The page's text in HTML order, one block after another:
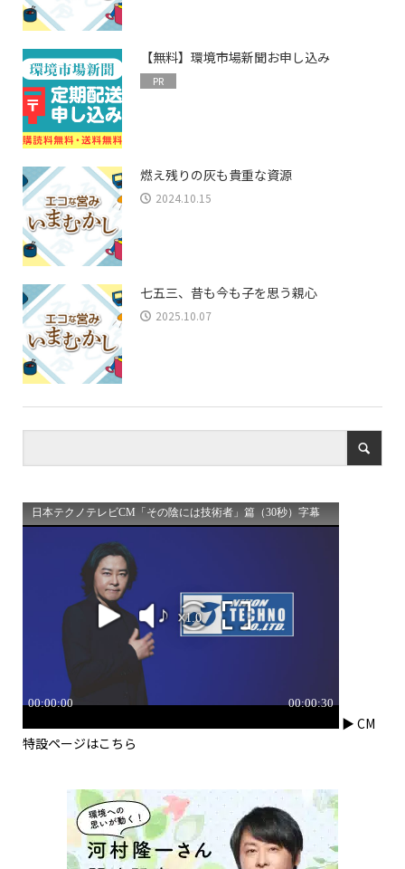
【無料】環境市場新聞お申し込み
PR
燃え残りの灰も貴重な資源
2024.10.15
七五三、昔も今も子を思う親心
2025.10.07
▶ CM
特設ページはこちら